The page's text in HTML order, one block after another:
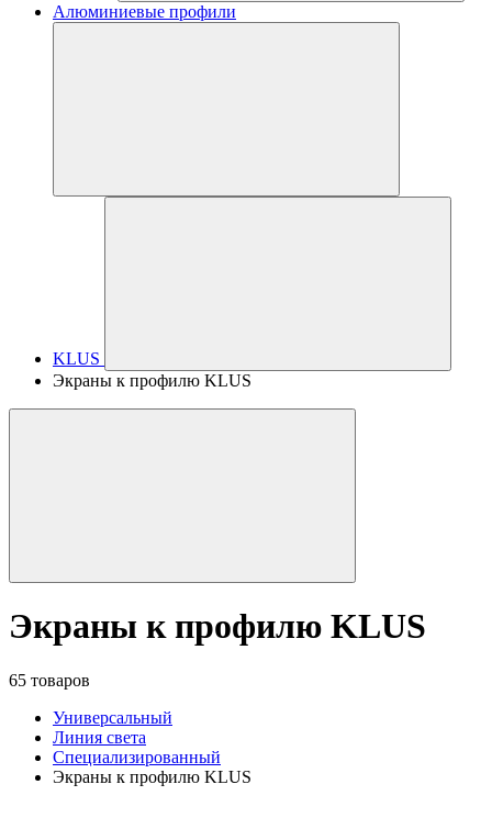
Алюминиевые профили
KLUS
Экраны к профилю KLUS
Экраны к профилю KLUS
65 товаров
Универсальный
Линия света
Специализированный
Экраны к профилю KLUS